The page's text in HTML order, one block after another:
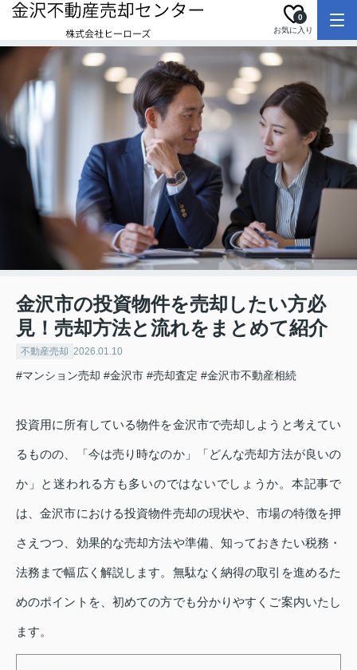
お気に入り
0
金沢市の投資物件を売却したい方必
見！売却方法と流れをまとめて紹介
不動産売却 2026.01.10
#マンション売却 #金沢市 #売却査定 #金沢市不動産相続
投資用に所有している物件を金沢市で売却しようと考えてい
るものの、「今は売り時なのか」「どんな売却方法が良いの
か」と迷われる方も多いのではないでしょうか。本記事で
は、金沢市における投資物件売却の現状や、市場の特徴を押
さえつつ、効果的な売却方法や準備、知っておきたい税務・
法務まで幅広く解説します。無駄なく納得の取引を進めるた
めのポイントを、初めての方でも分かりやすくご案内いたし
ます。